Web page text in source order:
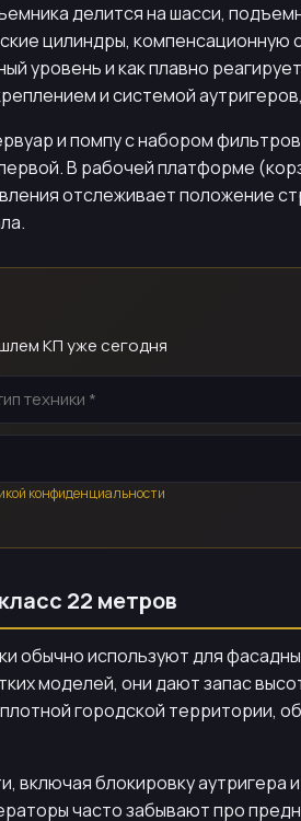
делится на шасси,
цилиндры, компенсационную
уровень и как плавно
и системой
и помпу с набором
В рабочей платформе
отслеживает положение
КП уже сегодня
конфиденциальности
22 метров
обычно используют для
моделей, они дают запас
городской
включая блокировку аутригера
часто забывают про